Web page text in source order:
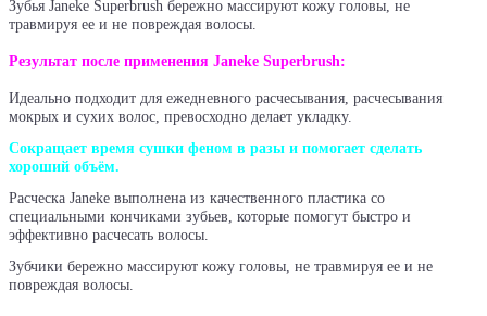
Зубья Janeke Superbrush бережно массируют кожу головы, не
травмируя ее и не повреждая волосы.
Результат после применения Janeke Superbrush:
Идеально подходит для ежедневного расчесывания, расчесывания
мокрых и сухих волос, превосходно делает укладку.
Сокращает время сушки феном в разы и помогает сделать
хороший объём.
Расческа Janeke выполнена из качественного пластика со
специальными кончиками зубьев, которые помогут быстро и
эффективно расчесать волосы.
Зубчики бережно массируют кожу головы, не травмируя ее и не
повреждая волосы.